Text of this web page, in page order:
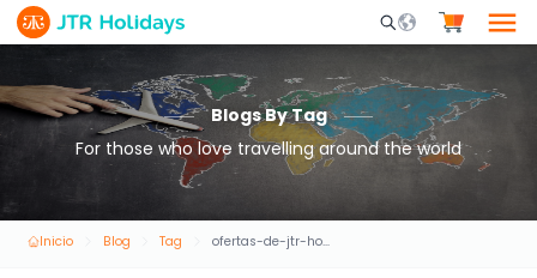
Mobile Search
Blogs By Tag
For those who love travelling around the world
Inicio Blog Tag ofertas-de-jtr-holidays